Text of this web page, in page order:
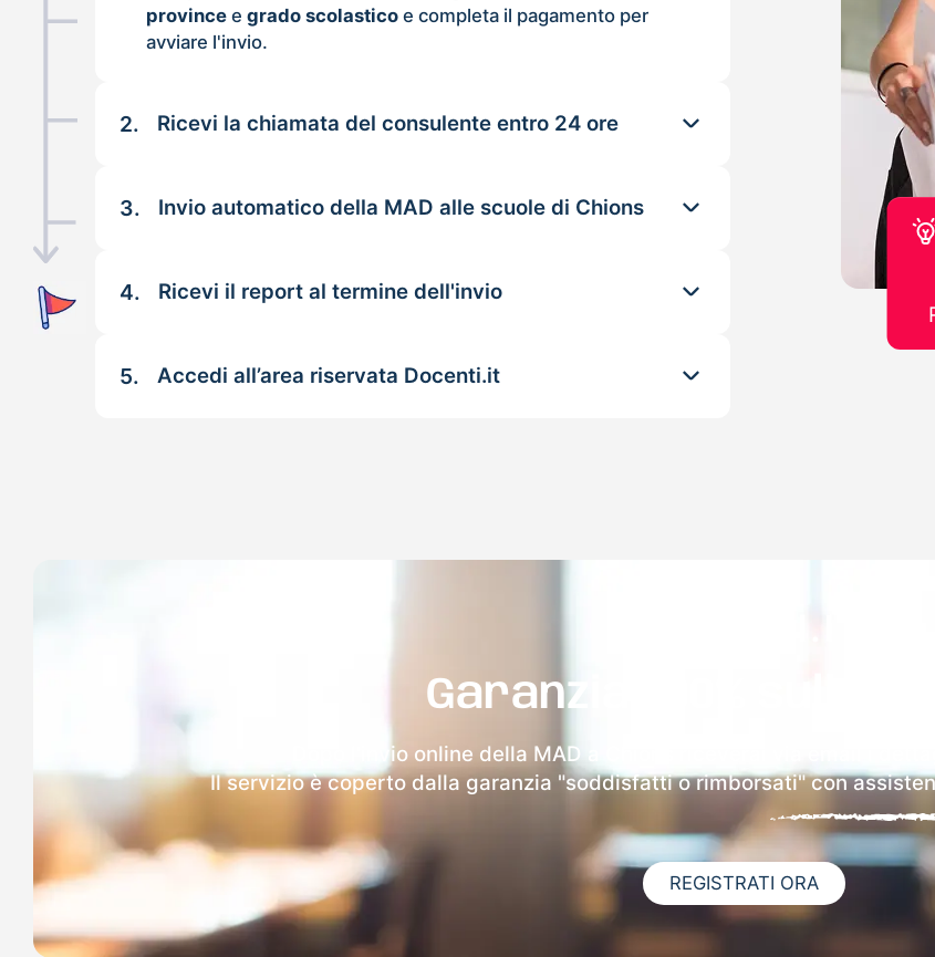
province egrado scolastico e completa il pagamento per
avviare l'invio.
2. Ricevi la chiamata del consulente entro 24 ore
3. Invio automatico della MAD alle scuole di Chions
4. Ricevi il report al termine dell'invio
5. Accedi all’area riservata Docenti.it
Garanzia 100% sulla
Dopo l'invio online della MAD a Chions riceverai via email i
Il servizio è coperto dalla garanzia "soddisfatti o rimborsati" con
REGISTRATI ORA